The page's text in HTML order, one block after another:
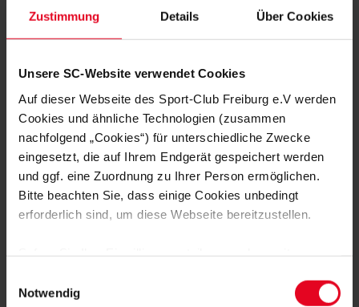
Zustimmung Details Über Cookies
Unsere SC-Website verwendet Cookies
Auf dieser Webseite des Sport-Club Freiburg e.V werden
Cookies und ähnliche Technologien (zusammen
nachfolgend „Cookies“) für unterschiedliche Zwecke
eingesetzt, die auf Ihrem Endgerät gespeichert werden
und ggf. eine Zuordnung zu Ihrer Person ermöglichen.
Bitte beachten Sie, dass einige Cookies unbedingt
erforderlich sind, um diese Webseite bereitzustellen.
Daten von Ihnen (z.B. persönlichen Identifikatoren oder
Notwendig
diskutiert werden sollen.
MEHR NEWS
EFOOTBALL 06.08.2026
BEWEGUNG, MEDIENBILDUNG UND
EFOOTBALL